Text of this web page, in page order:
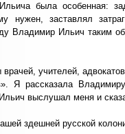
была особенная:
заставлял
Владимир Ильич таким
учителей,
Я рассказала
выслушал меня и
здешней русской